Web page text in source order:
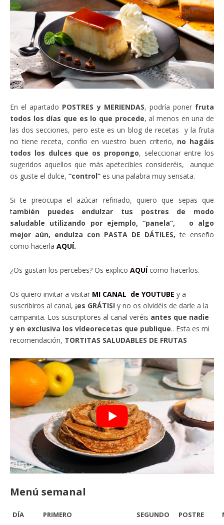
En el apartado POSTRES y MERIENDAS, podría poner fruta
todos los días que es lo que procede, al menos en una de
las dos secciones, pero este es un blog de recetas y la fruta
no tiene receta, confío en vuestro buen criterio, no hagáis
todos los dulces que os propongo, seleccionar entre los
sugeridos aquellos que más apetecibles consideréis, aunque
os guste el dulce, “control” es una palabra muy sensata.
Si te preocupa el azúcar refinado, quiero que sepas que
también puedes endulzar tus postres de modo
saludable utilizando por ejemplo, “panela”, o algo
mejor aún, endulza con PASTA DE DÁTILES,te enseño
como hacerla AQUÍ.
¿Os gustan los percebes? Os explico AQUÍ como hacerlos.
Os quiero invitar a visitar MI CANAL de YOUTUBE y a
suscribiros al canal, ¡es GRÁTIS! y no os olvidéis de darle a la
campanita. Los suscriptores al canal veréis antes que nadie
y en exclusiva los vídeorecetas que publique.. Esta es mi
recomendación, TORTITAS SALUDABLES DE FRUTAS
Menú semanal
DÍA PRIMERO SEGUNDO POSTRE